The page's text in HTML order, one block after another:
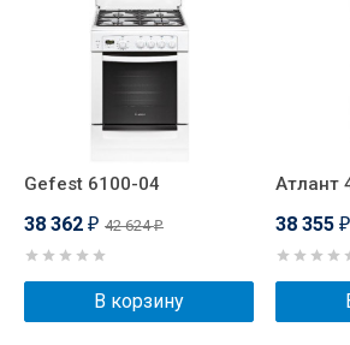
Gefest 6100-04
38 362 ₽ 42 624₽
В корзину
Атлант
38 355 ₽